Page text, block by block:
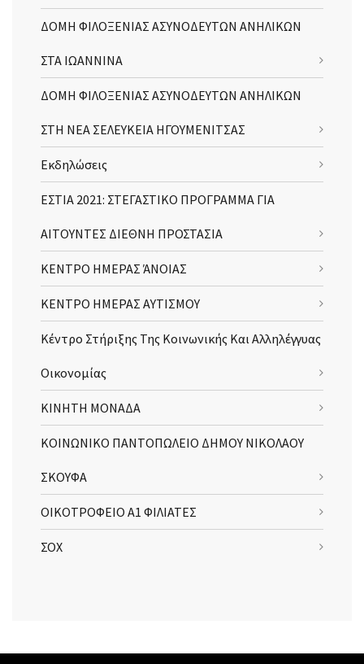
ΔΟΜΗ ΦΙΛΟΞΕΝΙΑΣ ΑΣΥΝΟΔΕΥΤΩΝ ΑΝΗΛΙΚΩΝ
ΣΤΑ ΙΩΑΝΝΙΝΑ
ΔΟΜΗ ΦΙΛΟΞΕΝΙΑΣ ΑΣΥΝΟΔΕΥΤΩΝ ΑΝΗΛΙΚΩΝ
ΣΤΗ ΝΕΑ ΣΕΛΕΥΚΕΙΑ ΗΓΟΥΜΕΝΙΤΣΑΣ
Εκδηλώσεις
ΕΣΤΙΑ 2021: ΣΤΕΓΑΣΤΙΚΟ ΠΡΟΓΡΑΜΜΑ ΓΙΑ
ΑΙΤΟΥΝΤΕΣ ΔΙΕΘΝΗ ΠΡΟΣΤΑΣΙΑ
ΚΕΝΤΡΟ ΗΜΕΡΑΣ ΆΝΟΙΑΣ
ΚΕΝΤΡΟ ΗΜΕΡΑΣ ΑΥΤΙΣΜΟΥ
Κέντρο Στήριξης Της Κοινωνικής Και Αλληλέγγυας
Οικονομίας
ΚΙΝΗΤΗ ΜΟΝΑΔΑ
ΚΟΙΝΩΝΙΚΟ ΠΑΝΤΟΠΩΛΕΙΟ ΔΗΜΟΥ ΝΙΚΟΛΑΟΥ
ΣΚΟΥΦΑ
ΟΙΚΟΤΡΟΦΕΙΟ Α1 ΦΙΛΙΑΤΕΣ
ΣΟΧ